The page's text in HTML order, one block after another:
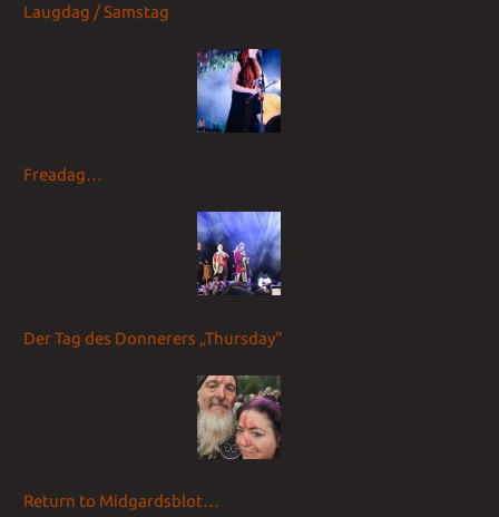
Laugdag / Samstag
Freadag…
Der Tag des Donnerers „Thursday“
Return to Midgardsblot…